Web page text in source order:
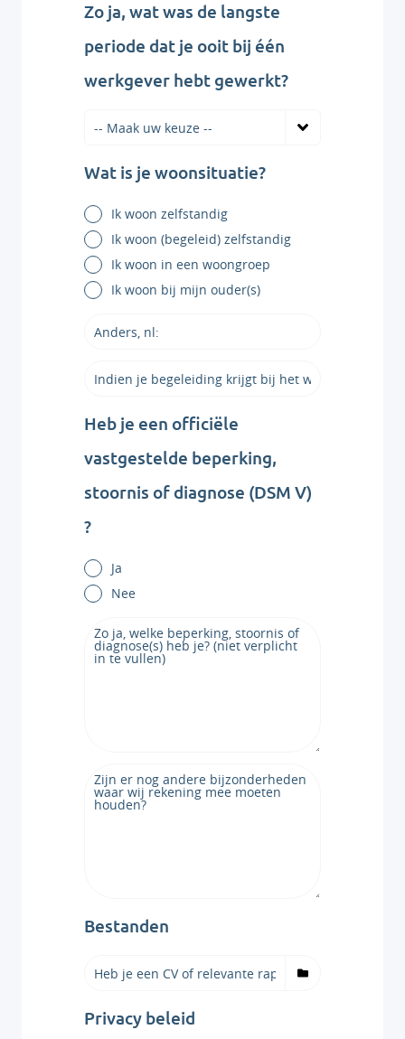
Zo ja, wat was de langste
periode dat je ooit bij één
werkgever hebt gewerkt?
Wat is je woonsituatie?
Ik woon zelfstandig
Ik woon (begeleid) zelfstandig
Ik woon in een woongroep
Ik woon bij mijn ouder(s)
Heb je een officiële
vastgestelde beperking,
stoornis of diagnose (DSM V)
?
Ja
Nee
Bestanden
Privacy beleid